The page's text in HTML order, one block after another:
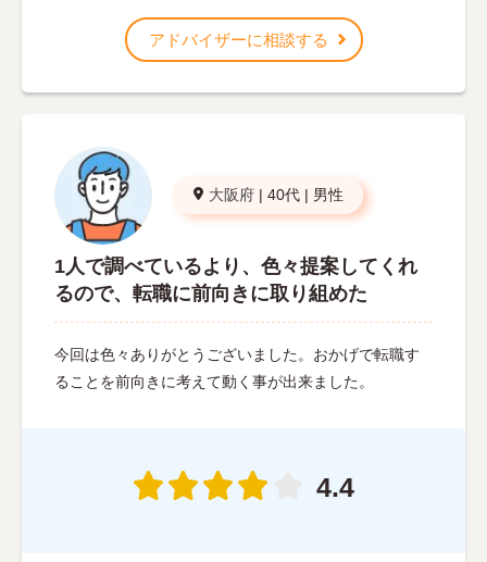
アドバイザーに相談する
大阪府 | 40代 | 男性
1人で調べているより、色々提案してくれ
るので、転職に前向きに取り組めた
今回は色々ありがとうございました。おかげで転職す
ることを前向きに考えて動く事が出来ました。
4.4